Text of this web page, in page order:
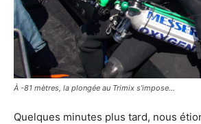
À -81 mètres, la plongée au Trimix s’impose…
Quelques minutes plus tard, nous